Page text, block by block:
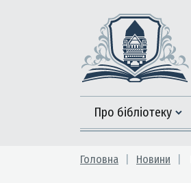
Про бібліотеку
Головна Новини